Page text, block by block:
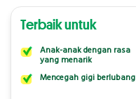
Terbaik untuk
Anak-anak dengan rasa
yang menarik
Mencegah gigi berlubang